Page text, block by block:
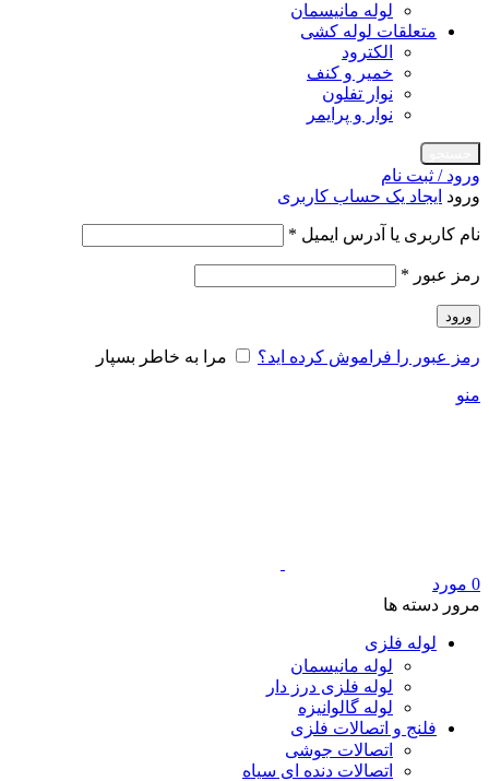
لوله مانیسمان
متعلقات لوله کشی
الکترود
خمیر و کنف
نوار تفلون
نوار و پرایمر
ورود / ثبت نام
ورود ایجاد یک حساب کاربری
نام کاربری یا آدرس ایمیل *
رمز عبور *
ورود
رمز عبور را فراموش کرده اید؟ مرا به خاطر بسپار
منو
0 مورد
مرور دسته ها
لوله فلزی
لوله مانیسمان
لوله فلزی درز دار
لوله گالوانیزه
فلنج و اتصالات فلزی
اتصالات جوشی
اتصالات دنده ای سیاه